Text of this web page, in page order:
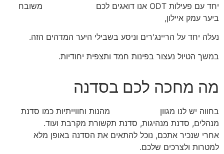
יחד עם פעילות ODT אנו דואגים לכם
משובח
ביער עמק איילון,
נעלה יחד על הריינג'רים וניסע בשבילי היער המדהים הזה.
במשך הטיול נעצור בפינות חמד ותצפית יחודיות.
מה מחכה לכם בסדנה
בחווה יש לנו מגוון
מהנות וחווייתיות כמו סדנת
מנהלים, סדנת מנהיגות, סדנת תקשורת מקרבת ועוד.
אחרי שנכיר אתכם, נוכל להתאים את הסדנה באופן מלא
למטרות ולצרכים שלכם.